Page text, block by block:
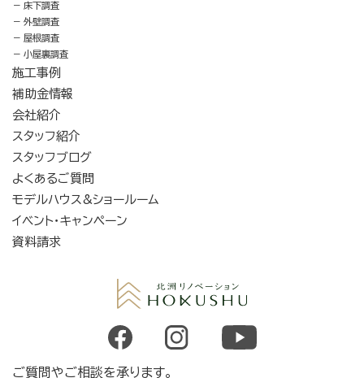
床下調査
外壁調査
屋根調査
小屋裏調査
施工事例
補助金情報
会社紹介
スタッフ紹介
スタッフブログ
よくあるご質問
モデルハウス&ショールーム
イベント・キャンペーン
資料請求
ご質問やご相談を承ります。